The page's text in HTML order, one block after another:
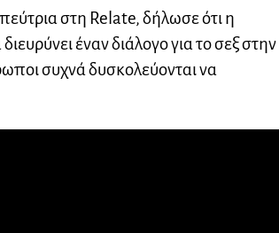
στη Relate, δήλωσε ότι η
έναν διάλογο για το σεξ στην
συχνά δυσκολεύονται να